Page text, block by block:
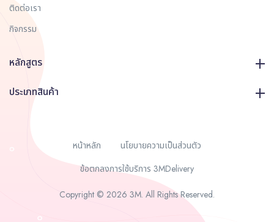
ติดต่อเรา
กิจกรรม
หลักสูตร
ประเภทสินค้า
Copyright © 2026 3M. All Rights Reserved.
หน้าหลัก
นโยบายความเป็นส่วนตัว
ข้อตกลงการใช้บริการ 3MDelivery